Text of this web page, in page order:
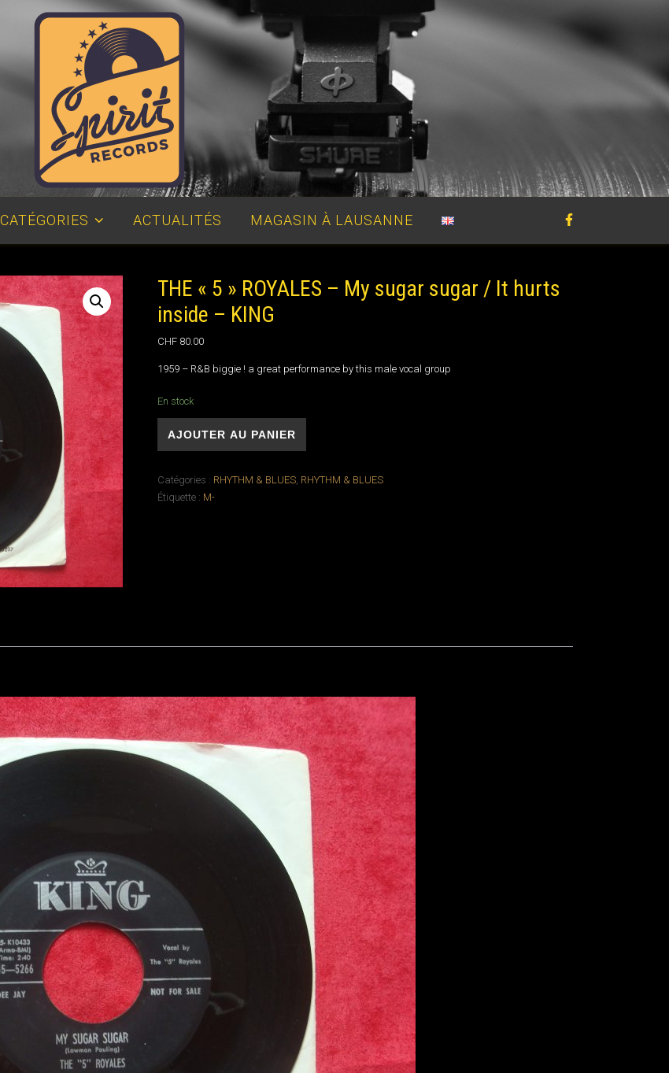
Disquaire, vinyles d'occasion, Lausanne
CATÉGORIES ACTUALITÉS MAGASIN À LAUSANNE
THE « 5 » ROYALES – My sugar sugar / It hurts
inside – KING
CHF 80.00
1959 – R&B biggie ! a great performance by this male vocal group
En stock
quantité de THE "5" ROYALES - My sugar sugar / It hurts inside - KING
AJOUTER AU PANIER
Catégories : RHYTHM & BLUES, RHYTHM & BLUES
Étiquette : M-